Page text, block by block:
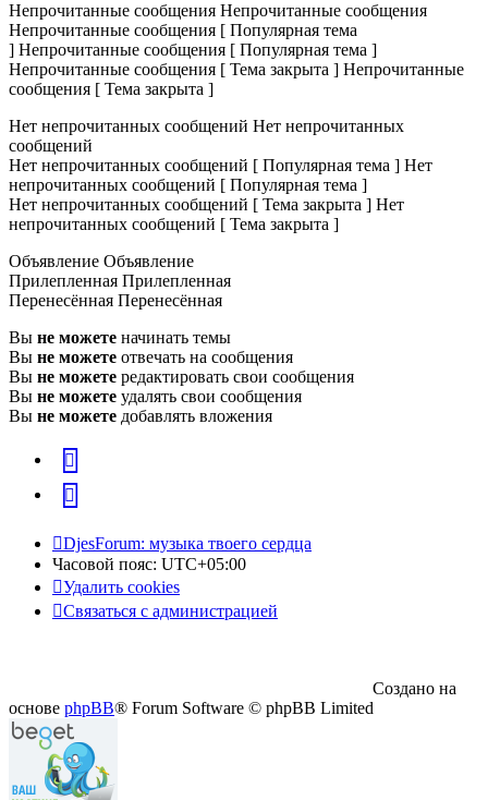
Непрочитанные сообщения Непрочитанные сообщения
Непрочитанные сообщения [ Популярная тема
] Непрочитанные сообщения [ Популярная тема ]
Непрочитанные сообщения [ Тема закрыта ] Непрочитанные
сообщения [ Тема закрыта ]
Нет непрочитанных сообщений Нет непрочитанных
сообщений
Нет непрочитанных сообщений [ Популярная тема ] Нет
непрочитанных сообщений [ Популярная тема ]
Нет непрочитанных сообщений [ Тема закрыта ] Нет
непрочитанных сообщений [ Тема закрыта ]
Объявление Объявление
Прилепленная Прилепленная
Перенесённая Перенесённая
Вы не можете начинать темы
Вы не можете отвечать на сообщения
Вы не можете редактировать свои сообщения
Вы не можете удалять свои сообщения
Вы не можете добавлять вложения
vk
Telegram
DjesForum: музыка твоего сердца
Часовой пояс: UTC+05:00
Удалить cookies
Связаться с администрацией
Создано на
основе phpBB® Forum Software © phpBB Limited